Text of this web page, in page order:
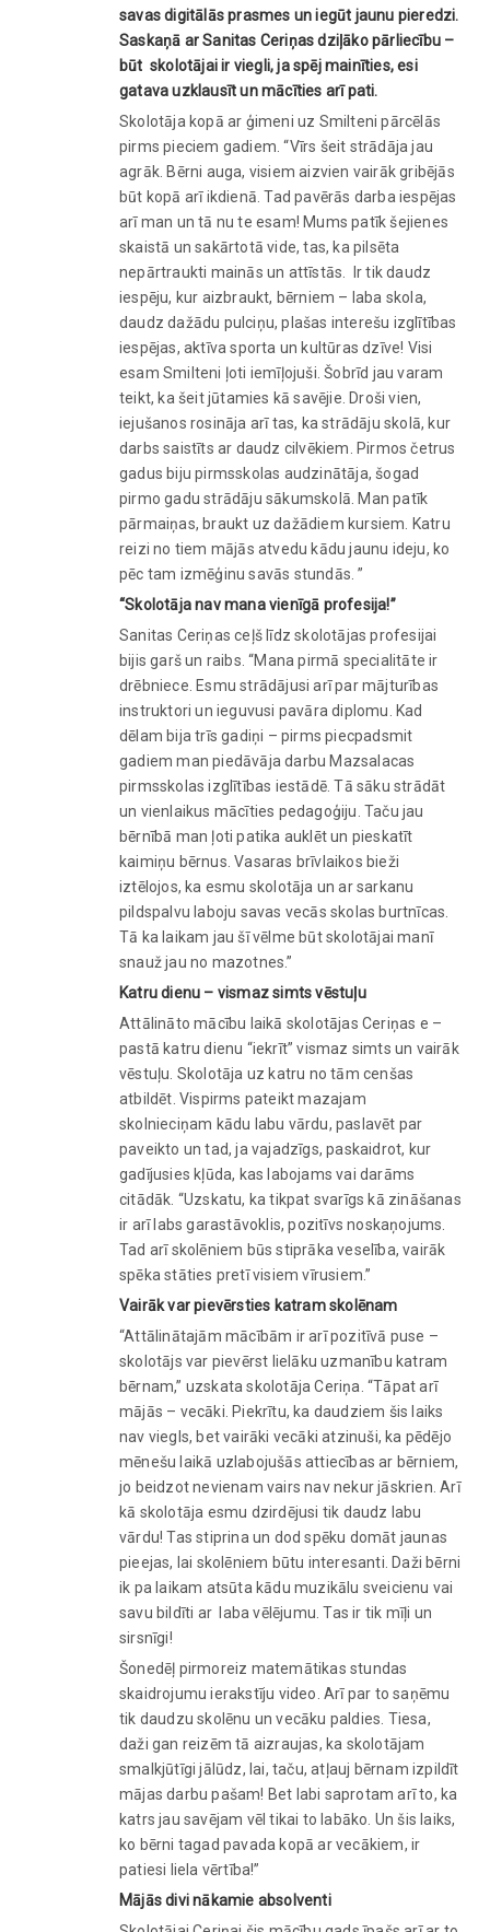
savas digitālās prasmes un iegūt jaunu pieredzi.
Saskaņā ar Sanitas Ceriņas dziļāko pārliecību –
būt skolotājai ir viegli, ja spēj mainīties, esi
gatava uzklausīt un mācīties arī pati.
Skolotāja kopā ar ģimeni uz Smilteni pārcēlās
pirms pieciem gadiem. “Vīrs šeit strādāja jau
agrāk. Bērni auga, visiem aizvien vairāk gribējās
būt kopā arī ikdienā. Tad pavērās darba iespējas
arī man un tā nu te esam! Mums patīk šejienes
skaistā un sakārtotā vide, tas, ka pilsēta
nepārtraukti mainās un attīstās. Ir tik daudz
iespēju, kur aizbraukt, bērniem – laba skola,
daudz dažādu pulciņu, plašas interešu izglītības
iespējas, aktīva sporta un kultūras dzīve! Visi
esam Smilteni ļoti iemīļojuši. Šobrīd jau varam
teikt, ka šeit jūtamies kā savējie. Droši vien,
iejušanos rosināja arī tas, ka strādāju skolā, kur
darbs saistīts ar daudz cilvēkiem. Pirmos četrus
gadus biju pirmsskolas audzinātāja, šogad
pirmo gadu strādāju sākumskolā. Man patīk
pārmaiņas, braukt uz dažādiem kursiem. Katru
reizi no tiem mājās atvedu kādu jaunu ideju, ko
pēc tam izmēģinu savās stundās. ”
“Skolotāja nav mana vienīgā profesija!”
Sanitas Ceriņas ceļš līdz skolotājas profesijai
bijis garš un raibs. “Mana pirmā specialitāte ir
drēbniece. Esmu strādājusi arī par mājturības
instruktori un ieguvusi pavāra diplomu. Kad
dēlam bija trīs gadiņi – pirms piecpadsmit
gadiem man piedāvāja darbu Mazsalacas
pirmsskolas izglītības iestādē. Tā sāku strādāt
un vienlaikus mācīties pedagoģiju. Taču jau
bērnībā man ļoti patika auklēt un pieskatīt
kaimiņu bērnus. Vasaras brīvlaikos bieži
iztēlojos, ka esmu skolotāja un ar sarkanu
pildspalvu laboju savas vecās skolas burtnīcas.
Tā ka laikam jau šī vēlme būt skolotājai manī
snauž jau no mazotnes.”
Katru dienu – vismaz simts vēstuļu
Attālināto mācību laikā skolotājas Ceriņas e –
pastā katru dienu “iekrīt” vismaz simts un vairāk
vēstuļu. Skolotāja uz katru no tām cenšas
atbildēt. Vispirms pateikt mazajam
skolnieciņam kādu labu vārdu, paslavēt par
paveikto un tad, ja vajadzīgs, paskaidrot, kur
gadījusies kļūda, kas labojams vai darāms
citādāk. “Uzskatu, ka tikpat svarīgs kā zināšanas
ir arī labs garastāvoklis, pozitīvs noskaņojums.
Tad arī skolēniem būs stiprāka veselība, vairāk
spēka stāties pretī visiem vīrusiem.”
Vairāk var pievērsties katram skolēnam
“Attālinātajām mācībām ir arī pozitīvā puse –
skolotājs var pievērst lielāku uzmanību katram
bērnam,” uzskata skolotāja Ceriņa. “Tāpat arī
mājās – vecāki. Piekrītu, ka daudziem šis laiks
nav viegls, bet vairāki vecāki atzinuši, ka pēdējo
mēnešu laikā uzlabojušās attiecības ar bērniem,
jo beidzot nevienam vairs nav nekur jāskrien. Arī
kā skolotāja esmu dzirdējusi tik daudz labu
vārdu! Tas stiprina un dod spēku domāt jaunas
pieejas, lai skolēniem būtu interesanti. Daži bērni
ik pa laikam atsūta kādu muzikālu sveicienu vai
savu bildīti ar laba vēlējumu. Tas ir tik mīļi un
sirsnīgi!
Šonedēļ pirmoreiz matemātikas stundas
skaidrojumu ierakstīju video. Arī par to saņēmu
tik daudzu skolēnu un vecāku paldies. Tiesa,
daži gan reizēm tā aizraujas, ka skolotājam
smalkjūtīgi jālūdz, lai, taču, atļauj bērnam izpildīt
mājas darbu pašam! Bet labi saprotam arī to, ka
katrs jau savējam vēl tikai to labāko. Un šis laiks,
ko bērni tagad pavada kopā ar vecākiem, ir
patiesi liela vērtība!”
Mājās divi nākamie absolventi